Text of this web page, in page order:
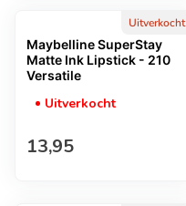
Uitverkocht
Maybelline SuperStay
Matte Ink Lipstick - 210
Versatile
Uitverkocht
Normale prijs
13,95